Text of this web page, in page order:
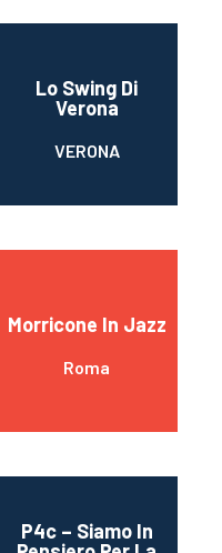
Lo Swing Di
Verona
VERONA
Morricone In Jazz
Roma
P4c – Siamo In